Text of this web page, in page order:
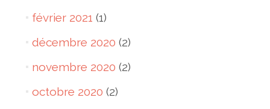
février 2021 (1)
décembre 2020 (2)
novembre 2020 (2)
octobre 2020 (2)